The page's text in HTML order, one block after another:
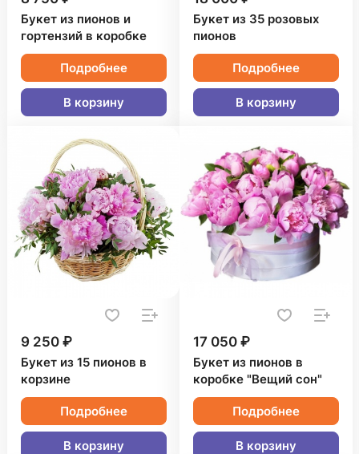
Букет из пионов и
гортензий в коробке
Подробнее
В корзину
Букет из 35 розовых
пионов
Подробнее
В корзину
9 250 ₽
Букет из 15 пионов в
корзине
Подробнее
В корзину
17 050 ₽
Букет из пионов в
коробке "Вещий сон"
Подробнее
В корзину